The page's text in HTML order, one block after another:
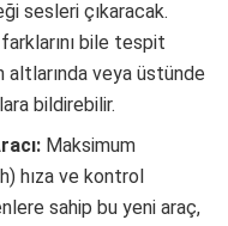
sesleri çıkaracak.
bile tespit
veya üstünde
bildirebilir.
Maksimum
hıza ve kontrol
sahip bu yeni araç,